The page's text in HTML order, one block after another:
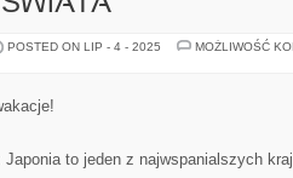
POSTED ON LIP - 4 - 2025
MOŻLIWOŚĆ
to jeden z najwspanialszych